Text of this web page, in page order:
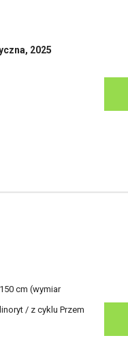
2025
cm (wymiar
/ z cyklu Przem